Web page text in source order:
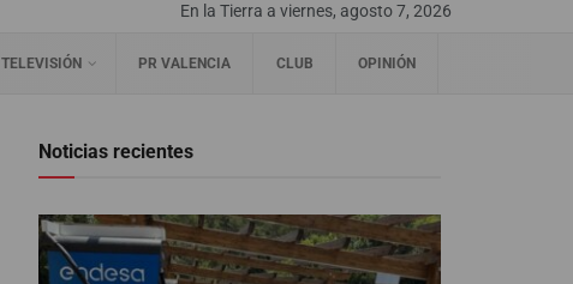
En la Tierra a viernes, agosto 7, 2026
TELEVISIÓN PR VALENCIA CLUB OPINIÓN
Noticias recientes